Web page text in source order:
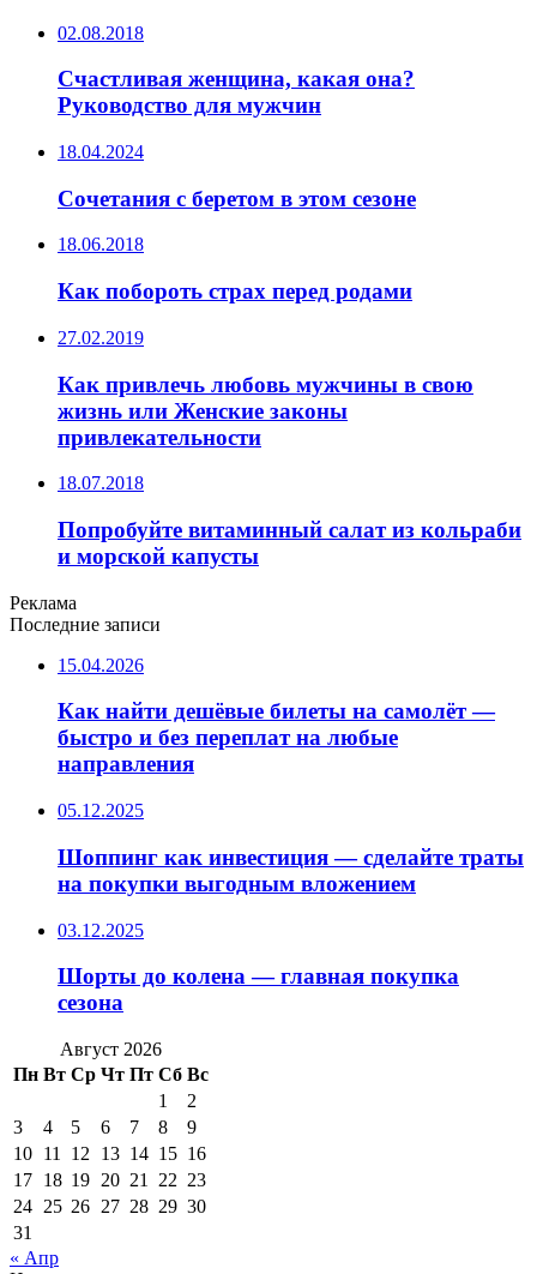
02.08.2018
Счастливая женщина, какая она?
Руководство для мужчин
18.04.2024
Сочетания с беретом в этом сезоне
18.06.2018
Как побороть страх перед родами
27.02.2019
Как привлечь любовь мужчины в свою
жизнь или Женские законы
привлекательности
18.07.2018
Попробуйте витаминный салат из кольраби
и морской капусты
Реклама
Последние записи
15.04.2026
Как найти дешёвые билеты на самолёт —
быстро и без переплат на любые
направления
05.12.2025
Шоппинг как инвестиция — сделайте траты
на покупки выгодным вложением
03.12.2025
Шорты до колена — главная покупка
сезона
Август 2026
Пн Вт Ср Чт Пт Сб Вс
1
2
3
4 5 6 7 8
9
10 11 12 13 14 15 16
17 18 19 20 21 22 23
24 25 26 27 28 29 30
31
« Апр